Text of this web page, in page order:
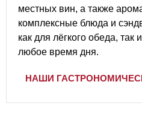
местных вин, а также
комплексные блюда и
как для лёгкого обеда, так
любое время дня.
НАШИ